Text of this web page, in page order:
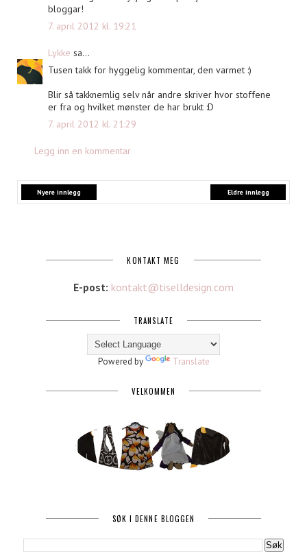
bloggar!
7. april 2012 kl. 19:21
Lykke sa...
Tusen takk for hyggelig kommentar, den varmet :)
Blir så takknemlig selv når andre skriver hvor stoffene
er fra og hvilket mønster de har brukt :D
7. april 2012 kl. 21:29
Legg inn en kommentar
Nyere innlegg Eldre innlegg
KONTAKT MEG
E-post: kontakt@tiselldesign.com
TRANSLATE
Powered by Translate
VELKOMMEN
SØK I DENNE BLOGGEN